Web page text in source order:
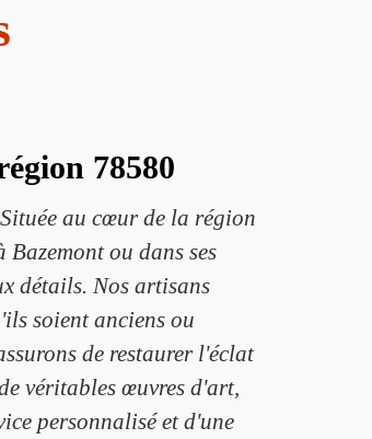
78580
au cœur de la région
ou dans ses
détails. Nos artisans
soient anciens ou
de restaurer l'éclat
véritables œuvres d'art,
personnalisé et d'une